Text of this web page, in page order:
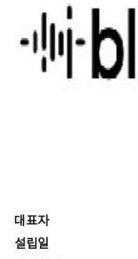
대표자
설립일